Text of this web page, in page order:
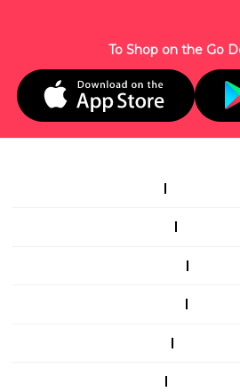
To Shop on the Go